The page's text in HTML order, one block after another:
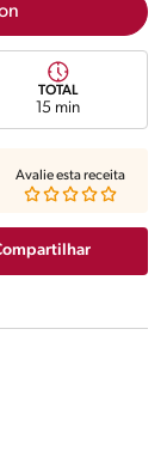
TOTAL
15 min
Avalie esta receita